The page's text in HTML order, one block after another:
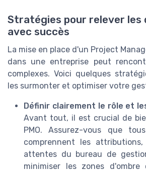
Stratégies pour relever les
avec succès
La mise en place d'un Project
dans une entreprise peut
complexes. Voici quelques
les surmonter et optimiser votre
Définir clairement le rôle et
Avant tout, il est crucial de
PMO. Assurez-vous que
comprennent les
attentes du bureau de
minimiser les zones